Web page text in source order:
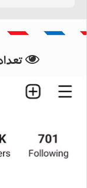
بانک
بلوچستان
بانک